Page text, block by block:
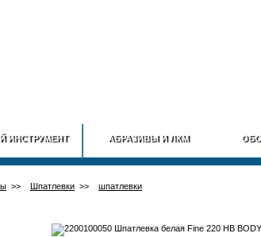
ИНСТРУМЕНТ АБРАЗИВЫ И ЛКМ
>> Шпатлевки >> шпатлевки